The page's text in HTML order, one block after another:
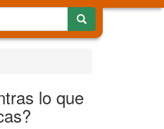
lo que